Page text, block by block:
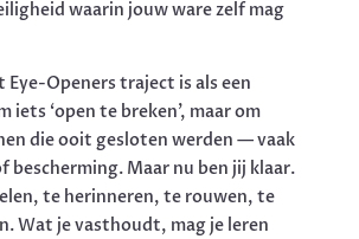
waarin jouw ware zelf mag
Eye-Openers traject is als een
iets ‘open te breken’, maar om
die ooit gesloten werden — vaak
bescherming. Maar nu ben jij klaar.
te herinneren, te rouwen, te
Wat je vasthoudt, mag je leren